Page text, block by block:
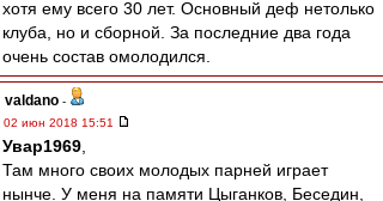
хотя ему всего 30 лет. Основный деф нетолько
клуба, но и сборной. За последние два года
очень состав омолодился.
valdano -
02 июн 2018 15:51
Увар1969
Там много своих молодых парней играет
нынче. У меня на памяти Цыганков, Беседин,